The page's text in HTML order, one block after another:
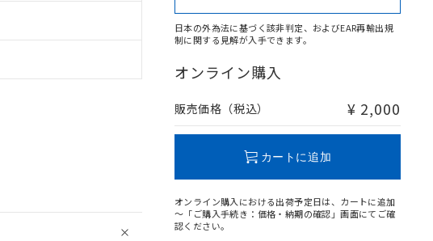
日本の外為法に基づく該非判定、およびEAR再輸出規
制に関する見解が入手できます。
オンライン購入
販売価格（税込） ¥ 2,000
カートに追加
オンライン購入における出荷予定日は、カートに追加
～「ご購入手続き：価格・納期の確認」画面にてご確
認ください。